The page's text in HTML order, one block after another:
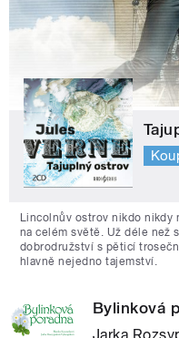
Lincolnův ostrov nikdo nikdy
na celém světě. Už déle než
dobrodružství s pěticí
hlavně nejedno tajemství.
Bylinková